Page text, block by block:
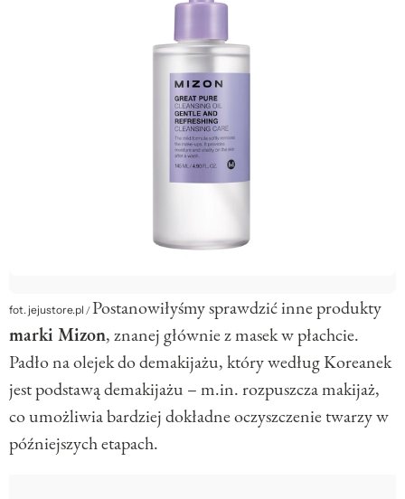
fot. jejustore.pl/Postanowiłyśmy sprawdzić inne produkty
marki Mizon, znanej głównie z masek w płachcie.
Padło na olejek do demakijażu, który według Koreanek
jest podstawą demakijażu – m.in. rozpuszcza makijaż,
co umożliwia bardziej dokładne oczyszczenie twarzy w
późniejszych etapach.